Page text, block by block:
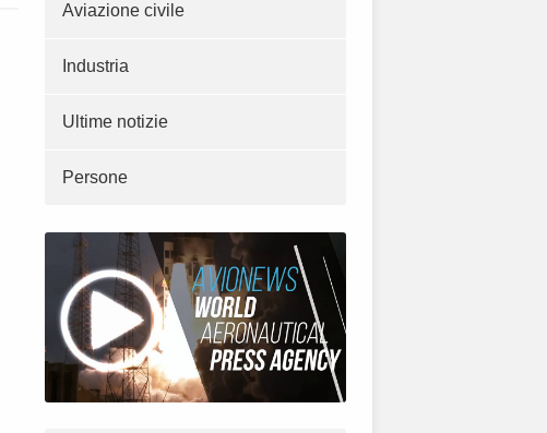
Aviazione civile
Industria
Ultime notizie
Persone